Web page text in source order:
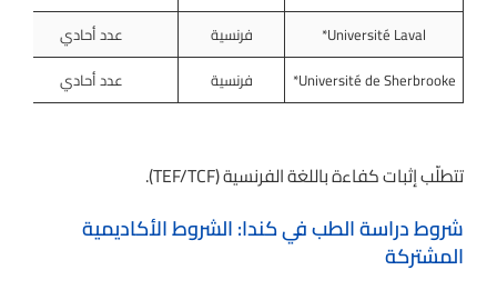
Université Laval*
فرنسية
عدد أحادي
Université de Sherbrooke*
فرنسية عدد أحادي
تتطلّب إثبات كفاءة باللغة الفرنسية (TEF/TCF).
شروط دراسة الطب في كندا: الشروط الأكاديمية
المشتركة